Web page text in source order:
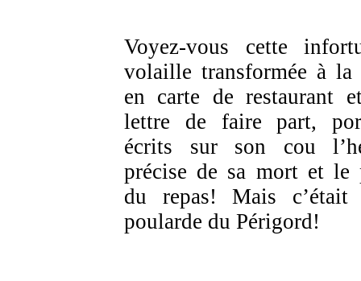
Voyez-vous cette
volaille transformée à la
en carte de restaurant
lettre de faire part,
écrits sur son cou
précise de sa mort et le
du repas! Mais c’était
poularde du Périgord!